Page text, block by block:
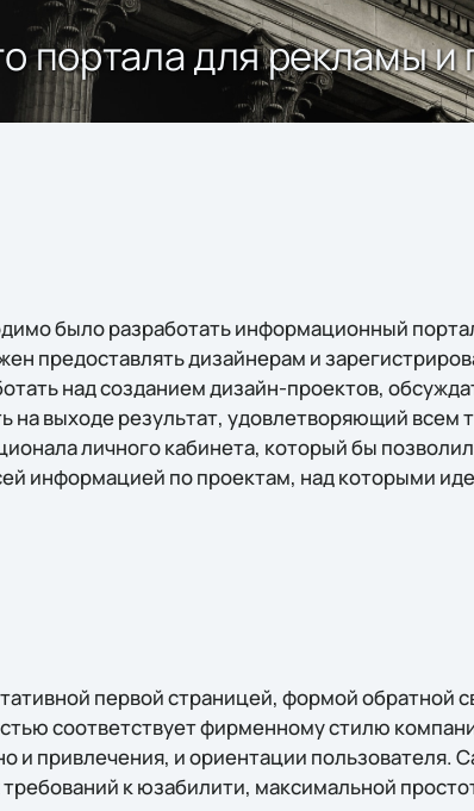
портала для рекламы и
было разработать информационный
предоставлять дизайнерам и
над созданием дизайн-проектов,
на выходе результат, удовлетворяющий всем
личного кабинета, который бы
информацией по проектам, над которыми
первой страницей, формой обратной
соответствует фирменному стилю
и привлечения, и ориентации пользователя.
к юзабилити, максимальной